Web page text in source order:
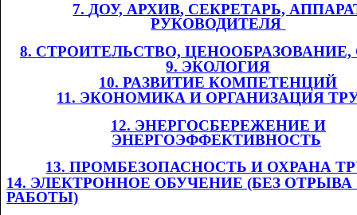
7. ​​ДОУ, ​​ АРХИВ, СЕКРЕТАРЬ,
РУКОВОДИТЕЛЯ
8. СТРОИТЕЛЬСТВО,
9. ЭКОЛОГИЯ
10. РАЗВИТИЕ КОМПЕТЕНЦИЙ
11. ЭКОНОМИКА И ОРГАНИЗАЦИЯ
12. ЭНЕРГОСБЕРЕЖЕНИЕ И
ЭНЕРГОЭФФЕКТИВНОСТЬ
13. ПРОМБЕЗОПАСНОСТЬ И ОХРАНА
14. ЭЛЕКТРОННОЕ ОБУЧЕНИЕ (БЕЗ ОТРЫВА
РАБОТЫ)